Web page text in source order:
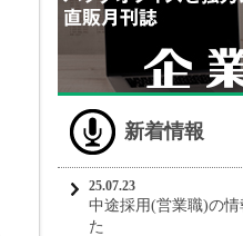
新着情報
25.07.23
中途採用(営業職)の情
た